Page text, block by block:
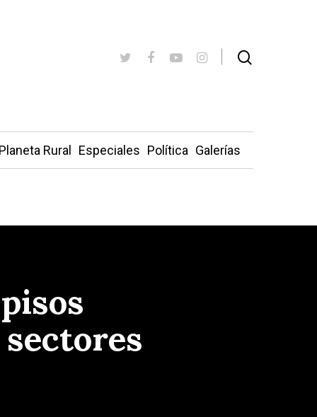
Planeta Rural Especiales Política Galerías